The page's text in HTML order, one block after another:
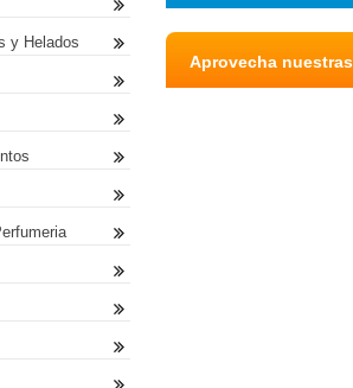
Aprovecha
y Helados